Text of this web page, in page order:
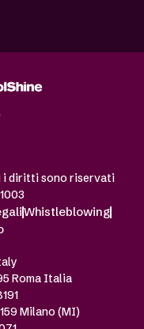
i diritti sono riservati
Whistleblowing
Roma Italia
Milano (MI)